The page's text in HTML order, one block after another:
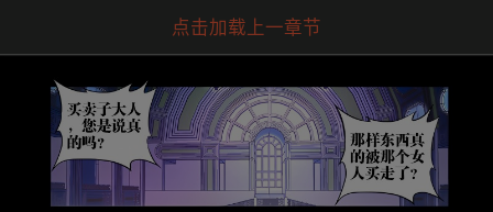
点击加载上一章节